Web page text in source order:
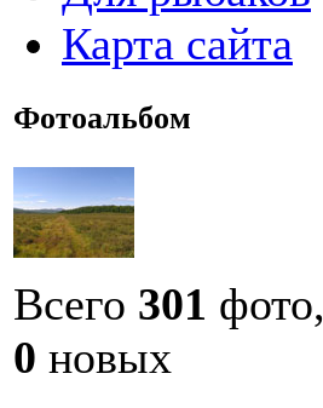
Карта сайта
Фотоальбом
Всего 301 фото,
0 новых